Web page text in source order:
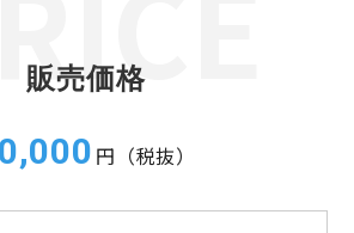
販売価格
円（税抜）